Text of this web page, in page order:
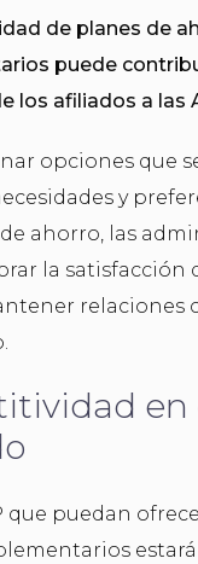
de planes de
puede
los afiliados a las
opciones que
y
ahorro, las
la satisfacción
relaciones
en
que puedan